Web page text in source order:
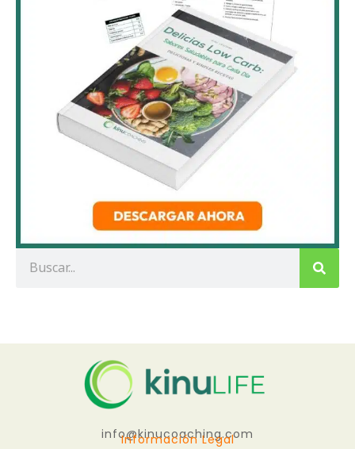
info@kinucoaching.com
Información Legal